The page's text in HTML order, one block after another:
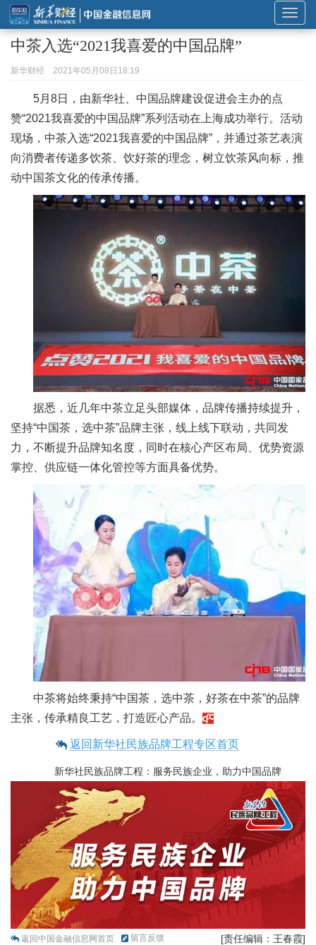
展
开
航
中茶入选“2021我喜爱的中国品牌”
新华财经 2021年05月08日18:19
5月8日，由新华社、中国品牌建设促进会主办的点
赞“2021我喜爱的中国品牌”系列活动在上海成功举行。活动
现场，中茶入选“2021我喜爱的中国品牌”，并通过茶艺表演
向消费者传递多饮茶、饮好茶的理念，树立饮茶风向标，推
动中国茶文化的传承传播。
据悉，近几年中茶立足头部媒体，品牌传播持续提升，
坚持“中国茶，选中茶”品牌主张，线上线下联动，共同发
力，不断提升品牌知名度，同时在核心产区布局、优势资源
掌控、供应链一体化管控等方面具备优势。
中茶将始终秉持“中国茶，选中茶，好茶在中茶”的品牌
主张，传承精良工艺，打造匠心产品。
返回新华社民族品牌工程专区首页
新华社民族品牌工程：服务民族企业，助力中国品牌
返回中国金融信息网首页 留言反馈 [责任编辑：王春霞]